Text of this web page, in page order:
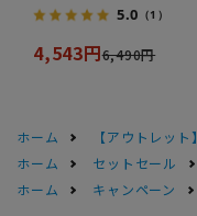
5.0 （1）
4,543円6,490円
ホーム 【アウトレッ
ホーム
セットセール
ホーム
キャンペーン